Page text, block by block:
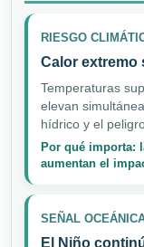
RIESGO
Calor extremo
Temperaturas
elevan
hídrico y el
Por qué importa:
aumentan el
SEÑAL
El Niño